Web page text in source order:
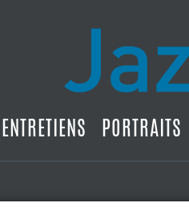
ENTRETIENS PORTRAITS